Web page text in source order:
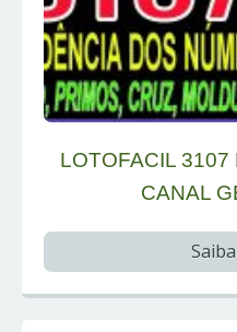
LOTOFACIL 3107
CANAL